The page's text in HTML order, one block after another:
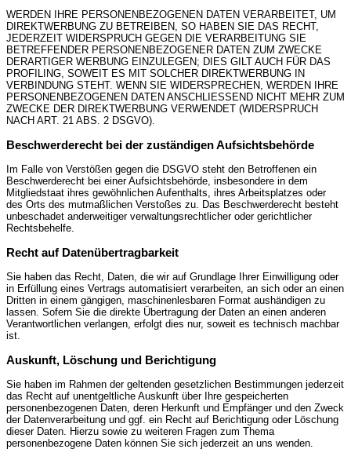
WERDEN IHRE PERSONENBEZOGENEN DATEN VERARBEITET, UM
DIREKTWERBUNG ZU BETREIBEN, SO HABEN SIE DAS RECHT,
JEDERZEIT WIDERSPRUCH GEGEN DIE VERARBEITUNG SIE
BETREFFENDER PERSONENBEZOGENER DATEN ZUM ZWECKE
DERARTIGER WERBUNG EINZULEGEN; DIES GILT AUCH FÜR DAS
PROFILING, SOWEIT ES MIT SOLCHER DIREKTWERBUNG IN
VERBINDUNG STEHT. WENN SIE WIDERSPRECHEN, WERDEN IHRE
PERSONENBEZOGENEN DATEN ANSCHLIESSEND NICHT MEHR ZUM
ZWECKE DER DIREKTWERBUNG VERWENDET (WIDERSPRUCH
NACH ART. 21 ABS. 2 DSGVO).
Beschwerde­recht bei der zuständigen Aufsichts­behörde
Im Falle von Verstößen gegen die DSGVO steht den Betroffenen ein
Beschwerderecht bei einer Aufsichtsbehörde, insbesondere in dem
Mitgliedstaat ihres gewöhnlichen Aufenthalts, ihres Arbeitsplatzes oder
des Orts des mutmaßlichen Verstoßes zu. Das Beschwerderecht besteht
unbeschadet anderweitiger verwaltungsrechtlicher oder gerichtlicher
Rechtsbehelfe.
Recht auf Daten­übertrag­barkeit
Sie haben das Recht, Daten, die wir auf Grundlage Ihrer Einwilligung oder
in Erfüllung eines Vertrags automatisiert verarbeiten, an sich oder an einen
Dritten in einem gängigen, maschinenlesbaren Format aushändigen zu
lassen. Sofern Sie die direkte Übertragung der Daten an einen anderen
Verantwortlichen verlangen, erfolgt dies nur, soweit es technisch machbar
ist.
Auskunft, Löschung und Berichtigung
Sie haben im Rahmen der geltenden gesetzlichen Bestimmungen jederzeit
das Recht auf unentgeltliche Auskunft über Ihre gespeicherten
personenbezogenen Daten, deren Herkunft und Empfänger und den Zweck
der Datenverarbeitung und ggf. ein Recht auf Berichtigung oder Löschung
dieser Daten. Hierzu sowie zu weiteren Fragen zum Thema
personenbezogene Daten können Sie sich jederzeit an uns wenden.